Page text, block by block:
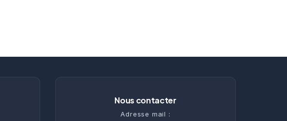
Nous contacter
Adresse mail :